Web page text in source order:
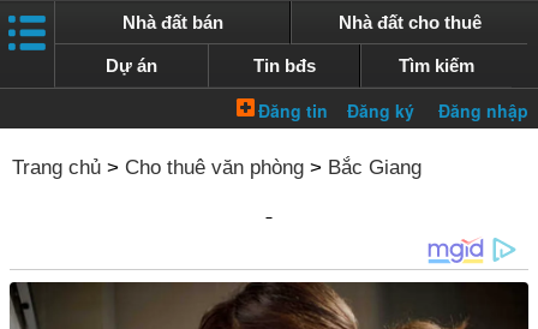
Nhà đất bán Nhà đất cho thuê
Dự án Tin bđs Tìm kiếm
Trang chủ > Cho thuê văn phòng > Bắc Giang